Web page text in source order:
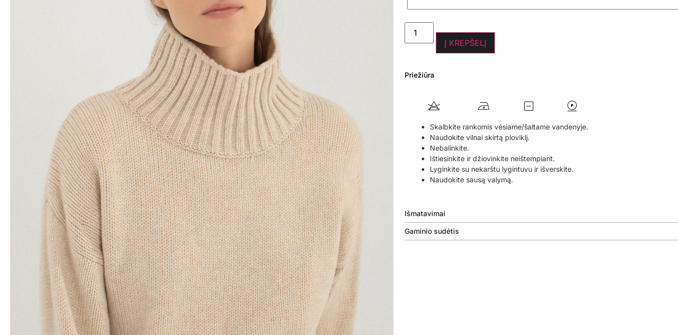
Į KREPŠELĮ
Priežiūra
Skalbkite rankomis vėsiame/šaltame vandenyje.
Naudokite vilnai skirtą ploviklį.
Nebalinkite.
Ištiesinkite ir džiovinkite neištempiant.
Lyginkite su nekarštu lygintuvu ir išverskite.
Naudokite sausą valymą.
Išmatavimai
Gaminio sudėtis